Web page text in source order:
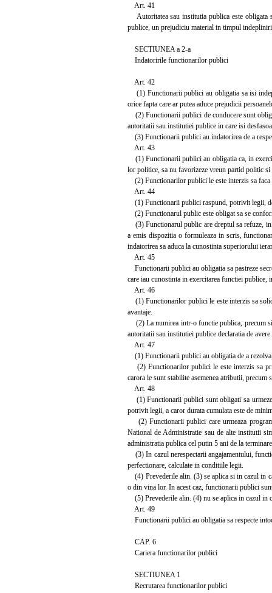
Art. 41
Autoritatea sau institutia publica este obligata
publice, un prejudiciu material in timpul
SECTIUNEA a 2-a
Indatoririle functionarilor publici
Art. 42
(1) Functionarii publici au obligatia sa isi
orice fapta care ar putea aduce prejudicii
(2) Functionarii publici de conducere sunt
autoritatii sau institutiei publice in care isi
(3) Functionarii publici au indatorirea de a
Art. 43
(1) Functionarii publici au obligatia ca, in
lor politice, sa nu favorizeze vreun partid politic
(2) Functionarilor publici le este interzis sa faca
Art. 44
(1) Functionarii publici raspund, potrivit legii,
(2) Functionarul public este obligat sa se
(3) Functionarul public are dreptul sa refuze,
a emis dispozitia o formuleaza in scris,
indatorirea sa aduca la cunostinta superiorului
Art. 45
Functionarii publici au obligatia sa pastreze
care iau cunostinta in exercitarea functiei
Art. 46
(1) Functionarilor publici le este interzis sa
avantaje.
(2) La numirea intr-o functie publica, precum
autoritatii sau institutiei publice declaratia de
Art. 47
(1) Functionarii publici au obligatia de a
(2) Functionarilor publici le este interzis sa
carora le sunt stabilite asemenea atributii,
Art. 48
(1) Functionarii publici sunt obligati sa
potrivit legii, a caror durata cumulata este de
(2) Functionarii publici care urmeaza
National de Administratie sau de alte institutii
administratia publica cel putin 5 ani de la
(3) In cazul nerespectarii angajamentului,
perfectionare, calculate in conditiile legii.
(4) Prevederile alin. (3) se aplica si in cazul in
o din vina lor. In acest caz, functionarii publici
(5) Prevederile alin. (4) nu se aplica in cazul in
Art. 49
Functionarii publici au obligatia sa respecte
CAP. 6
Cariera functionarilor publici
SECTIUNEA 1
Recrutarea functionarilor publici